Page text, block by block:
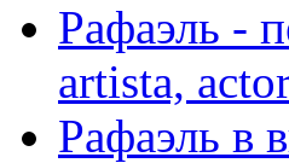
Рафаэль -
artista,
Рафаэль в